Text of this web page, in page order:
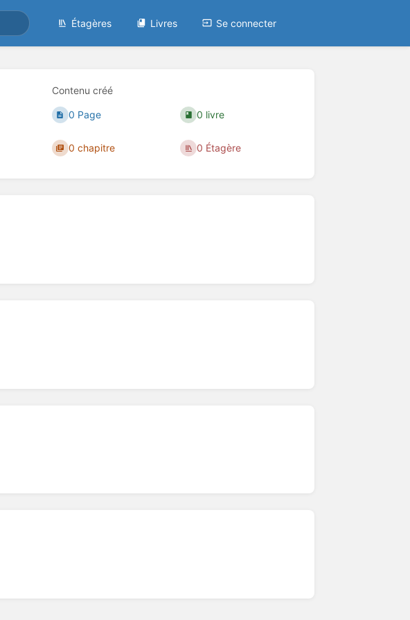
Étagères Livres Se connecter
Contenu créé
0 Page
0 chapitre
0 livre
0 Étagère